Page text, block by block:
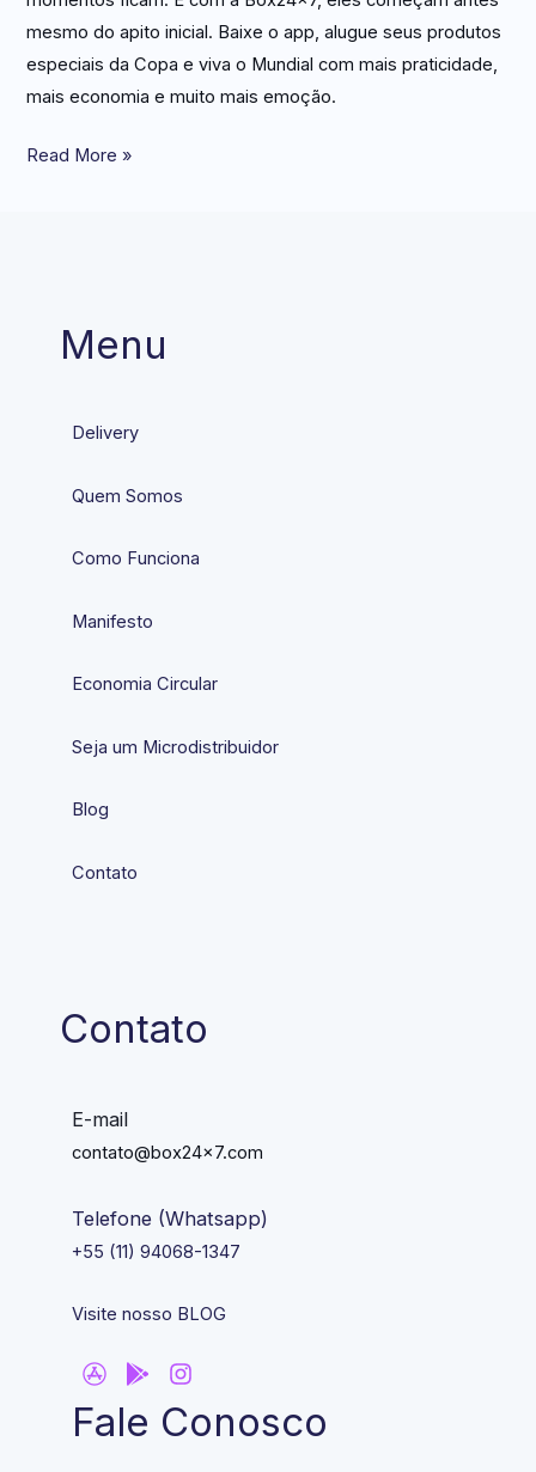
mesmo do apito inicial. Baixe o app, alugue seus produtos
especiais da Copa e viva o Mundial com mais praticidade,
mais economia e muito mais emoção.
Read More »
Menu
Delivery
Quem Somos
Como Funciona
Manifesto
Economia Circular
Seja um Microdistribuidor
Blog
Contato
Contato
E-mail
contato@box24x7.com
Telefone (Whatsapp)
+55 (11) 94068-1347
Visite nosso BLOG
Fale Conosco